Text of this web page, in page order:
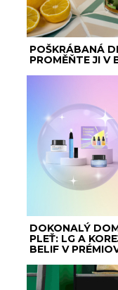
POŠKRÁBANÁ
PROMĚŇTE JI V
DOKONALÝ
PLEŤ: LG A
BELIF V